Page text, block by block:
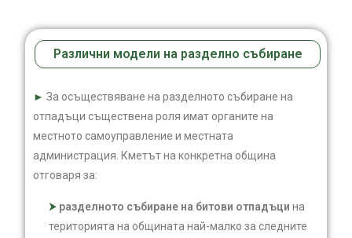
Различни модели на разделно събиране
► За осъществяване на разделното събиране на
отпадъци съществена роля имат органите на
местното самоуправление и местната
администрация. Кметът на конкретна община
отговаря за:
разделното събиране на битови отпадъци на
територията на общината най-малко за следните